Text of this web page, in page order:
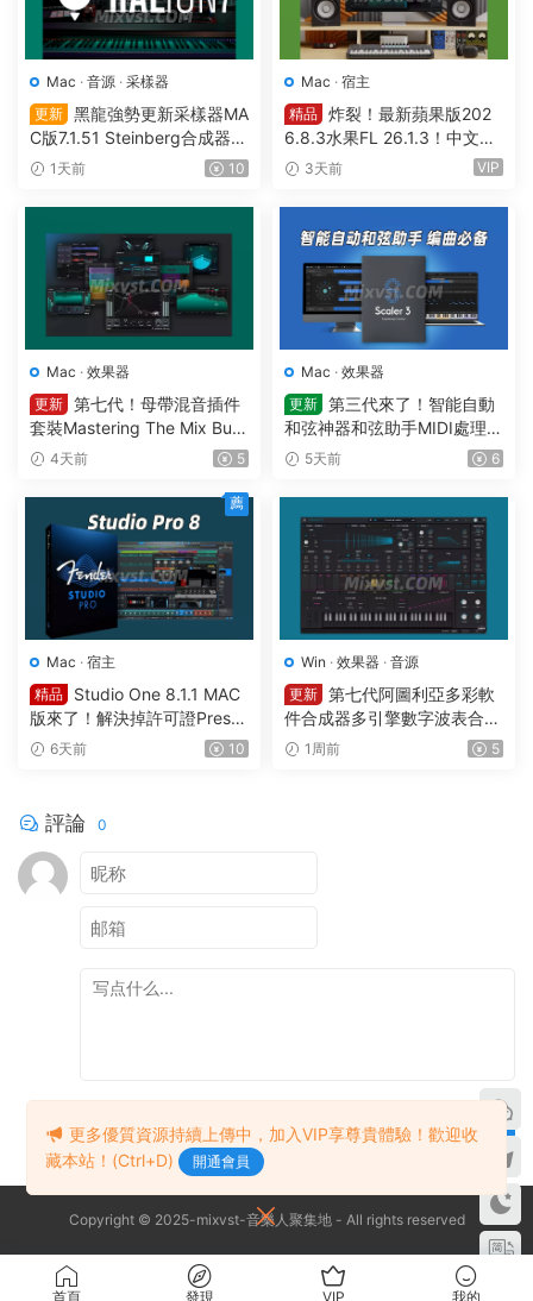
Mac · 音源 · 采樣器
更新 黑龍強勢更新采樣器MA
C版7.1.51 Steinberg合成器St
einberg HALion v7.1.51 MAC
1天前 10
Mac · 宿主
精品 炸裂！最新蘋果版202
6.8.3水果FL 26.1.3！中文編
曲軟件Image Line-FL Studio
36 (All Plugins Edition) GUIS
EPPE MAC
3天前 VIP
Mac · 效果器
更新 第七代！母帶混音插件
套裝Mastering The Mix Bun
dle v2026.7.21 U2B MAC-M
4天前 5
Mac · 效果器
更新 第三代來了！智能自動
和弦神器和弦助手MIDI處理Pl
ugin Boutique – Scaler 3 v3.
5天前 6
Mac · 宿主
精品
Studio One 8.1.1 MAC
版來了！解決掉許可證Preso
nus Studio One Pro 8 v8.1.1
6天前 10
薦
Win · 效果器 · 音源
更新 第七代阿圖利亞多彩軟
件合成器多引擎數字波表合成
器 Arturia Pigments v7.0.1 C
1周前 5
評論 0
提交
Copyright © 2025-mixvst-音樂人聚集地 - All rights reserved
首頁 發現 VIP 我的
更多優質資源持續上傳中，加入VIP享尊貴體驗！歡迎收
藏本站！(Ctrl+D)
開通會員